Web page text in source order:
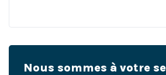
Nous sommes à votre